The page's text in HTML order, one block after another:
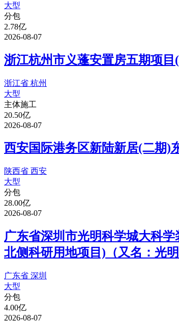
大型
分包
2.78亿
2026-08-07
浙江杭州市义蓬安置房五期项
浙江省 杭州
大型
主体施工
20.50亿
2026-08-07
西安国际港务区新陆新居(二期)
陕西省 西安
大型
分包
28.00亿
2026-08-07
广东省深圳市光明科学城大科
北侧科研用地项目)（又名：光
广东省 深圳
大型
分包
4.00亿
2026-08-07